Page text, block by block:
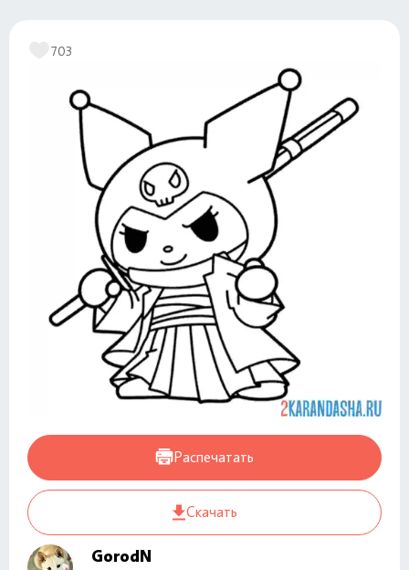
703
Распечатать
Скачать
GorodN